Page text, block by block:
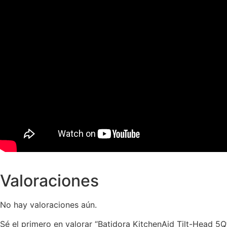
Valoraciones
No hay valoraciones aún.
Sé el primero en valorar “Batidora KitchenAid Tilt-Head